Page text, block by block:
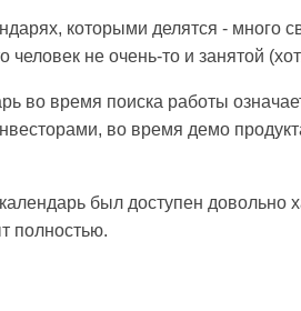
которыми делятся - много
человек не очень-то и занятой
во время поиска работы
во время демо
был доступен довольно
полностью.